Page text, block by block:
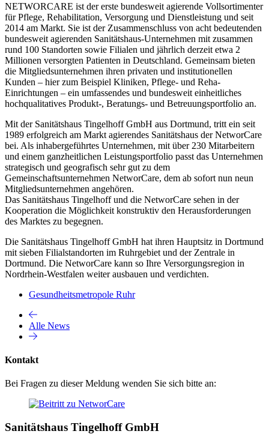
NETWORCARE ist der erste bundesweit agierende Vollsortimenter
für Pflege, Rehabilitation, Versorgung und Dienstleistung und seit
2014 am Markt. Sie ist der Zusammenschluss von acht bedeutenden
bundesweit agierenden Sanitätshaus-Unternehmen mit zusammen
rund 100 Standorten sowie Filialen und jährlich derzeit etwa 2
Millionen versorgten Patienten in Deutschland. Gemeinsam bieten
die Mitgliedsunternehmen ihren privaten und institutionellen
Kunden – hier zum Beispiel Kliniken, Pflege- und Reha-
Einrichtungen – ein umfassendes und bundesweit einheitliches
hochqualitatives Produkt-, Beratungs- und Betreuungsportfolio an.
Mit der Sanitätshaus Tingelhoff GmbH aus Dortmund, tritt ein seit
1989 erfolgreich am Markt agierendes Sanitätshaus der NetworCare
bei. Als inhabergeführtes Unternehmen, mit über 230 Mitarbeitern
und einem ganzheitlichen Leistungsportfolio passt das Unternehmen
strategisch und geografisch sehr gut zu dem
Gemeinschaftsunternehmen NetworCare, dem ab sofort nun neun
Mitgliedsunternehmen angehören.
Das Sanitätshaus Tingelhoff und die NetworCare sehen in der
Kooperation die Möglichkeit konstruktiv den Herausforderungen
des Marktes zu begegnen.
Die Sanitätshaus Tingelhoff GmbH hat ihren Hauptsitz in Dortmund
mit sieben Filialstandorten im Ruhrgebiet und der Zentrale in
Dortmund. Die NetworCare kann so Ihre Versorgungsregion in
Nordrhein-Westfalen weiter ausbauen und verdichten.
Gesundheitsmetropole Ruhr
Alle News
Kontakt
Bei Fragen zu dieser Meldung wenden Sie sich bitte an:
Sanitätshaus Tingelhoff GmbH